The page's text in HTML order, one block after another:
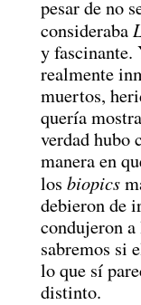
pesar de no
consideraba
y fascinante.
realmente
muertos,
quería
verdad hubo
manera en
los biopics
debieron de
condujeron
sabremos si
lo que sí
distinto.